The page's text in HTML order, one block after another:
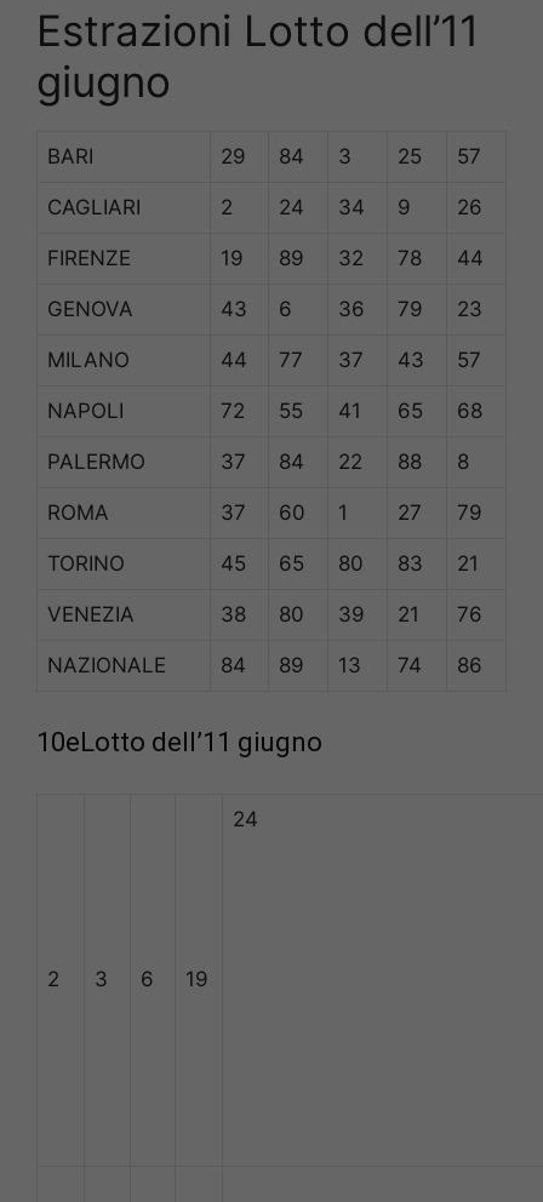
Estrazioni Lotto dell’11
giugno
BARI 29 84 3 25 57
CAGLIARI 2 24 34 9 26
FIRENZE 19 89 32 78 44
GENOVA 43 6 36 79 23
MILANO 44 77 37 43 57
NAPOLI 72 55 41 65 68
PALERMO 37 84 22 88 8
ROMA 37 60 1 27 79
TORINO 45 65 80 83 21
VENEZIA 38 80 39 21 76
NAZIONALE 84 89 13 74 86
10eLotto dell’11 giugno
2 3 6 19
24